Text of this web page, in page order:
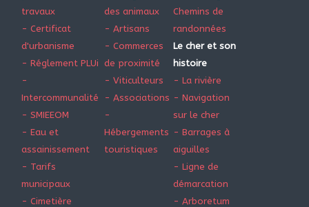
travaux
- Certificat
d'urbanisme
- Réglement PLUi
-
Intercommunalité
- SMIEEOM
- Eau et
assainissement
- Tarifs
municipaux
- Cimetière
des animaux
- Artisans
- Commerces
de proximité
- Viticulteurs
- Associations
-
Hébergements
touristiques
Chemins de
randonnées
Le cher et son
histoire
- La rivière
- Navigation
sur le cher
- Barrages à
aiguilles
- Ligne de
démarcation
- Arboretum